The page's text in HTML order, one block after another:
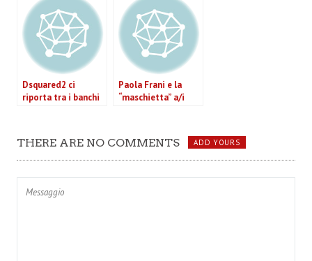
2013 (VIDEO)
2012-2013 (VIDEO)
Dsquared2 ci
riporta tra i banchi
Paola Frani e la
“maschietta” a/i
THERE ARE NO COMMENTS ADD YOURS